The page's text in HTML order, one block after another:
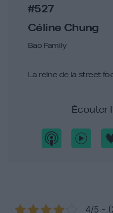
#527
Céline Chung
Bao Family
La reine de la street
Écouter
4/5 -